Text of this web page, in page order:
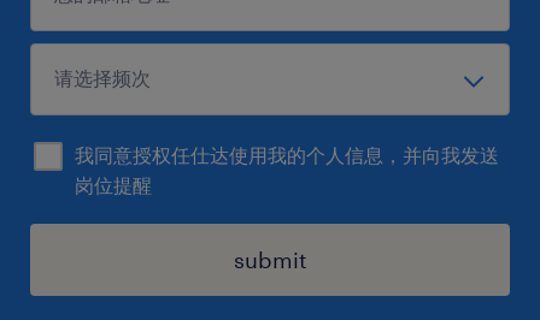
我同意授权任仕达使用我的个人信息，并向我发送
岗位提醒
submit